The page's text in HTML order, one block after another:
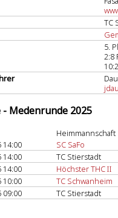
TC
5.
2:8
Medenrunde 2025
Heimmannschaft
14:00 SC SaFo
14:00 TC Stierstadt
14:00 Höchster THC II
10:00 TC Schwanheim
09:00 TC Stierstadt